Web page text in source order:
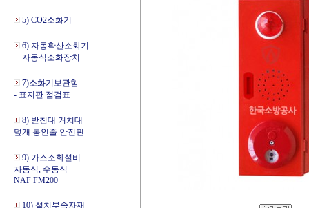
5) CO2소화기
6) 자동확산소화기
자동식소화장치
7)소화기보관함
- 표지판 점검표
8) 받침대 거치대
덮개 봉인줄 안전핀
9) 가스소화설비
자동식, 수동식
NAF FM200
10) 설치부속자재